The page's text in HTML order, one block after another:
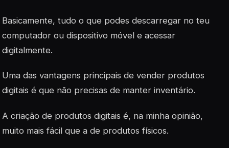
Basicamente, tudo o que podes descarregar no teu
computador ou dispositivo móvel e acessar
digitalmente.
Uma das vantagens principais de vender produtos
digitais é que não precisas de manter inventário.
A criação de produtos digitais é, na minha opinião,
muito mais fácil que a de produtos físicos.